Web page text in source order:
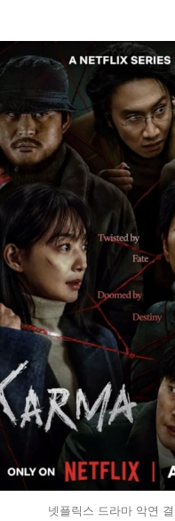
넷플릭스 드라마 악연